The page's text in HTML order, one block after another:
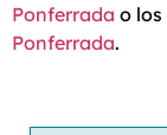
Ponferrada o los
Ponferrada.